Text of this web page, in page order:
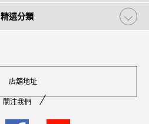
精選分類
店舖地址
關注我們